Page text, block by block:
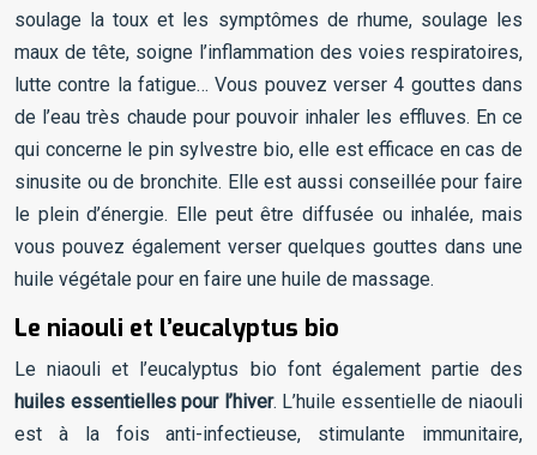
soulage la toux et les symptômes de rhume, soulage les
maux de tête, soigne l’inflammation des voies respiratoires,
lutte contre la fatigue… Vous pouvez verser 4 gouttes dans
de l’eau très chaude pour pouvoir inhaler les effluves. En ce
qui concerne le pin sylvestre bio, elle est efficace en cas de
sinusite ou de bronchite. Elle est aussi conseillée pour faire
le plein d’énergie. Elle peut être diffusée ou inhalée, mais
vous pouvez également verser quelques gouttes dans une
huile végétale pour en faire une huile de massage.
Le niaouli et l’eucalyptus bio
Le niaouli et l’eucalyptus bio font également partie des
huiles essentielles pour l’hiver. L’huile essentielle de niaouli
est à la fois anti-infectieuse, stimulante immunitaire,